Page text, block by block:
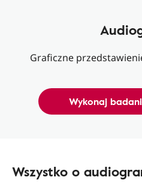
Graficzne
Wykonaj
Wszystko o